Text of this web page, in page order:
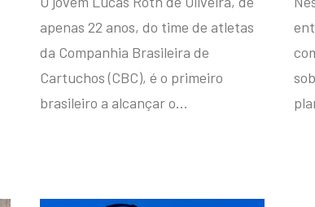
apenas 22 anos, do time de atletas
da Companhia Brasileira de
Cartuchos (CBC), é o primeiro
brasileiro a alcançar o…